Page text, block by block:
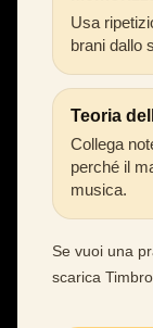
Usa
brani dallo
Teoria
Collega
perché il
musica.
Se vuoi una
scarica